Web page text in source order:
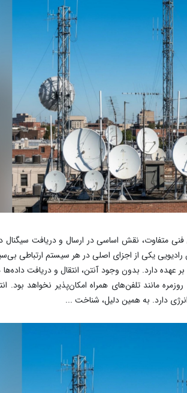
فنی متفاوت، نقش اساسی در ارسال و دریافت سیگنال‌
رادیویی یکی از اجزای اصلی در هر سیستم ارتباطی
عهده دارد. بدون وجود آنتن، انتقال و دریافت
مانند تلفن‌های همراه امکان‌پذیر نخواهد بود.
دارد. به همین دلیل، شناخت ...